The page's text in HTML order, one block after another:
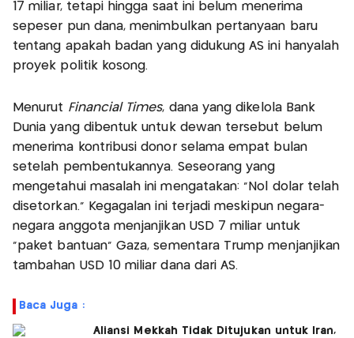
17 miliar, tetapi hingga saat ini belum menerima
sepeser pun dana, menimbulkan pertanyaan baru
tentang apakah badan yang didukung AS ini hanyalah
proyek politik kosong.
Menurut Financial Times, dana yang dikelola Bank
Dunia yang dibentuk untuk dewan tersebut belum
menerima kontribusi donor selama empat bulan
setelah pembentukannya. Seseorang yang
mengetahui masalah ini mengatakan: "Nol dolar telah
disetorkan." Kegagalan ini terjadi meskipun negara-
negara anggota menjanjikan USD 7 miliar untuk
"paket bantuan" Gaza, sementara Trump menjanjikan
tambahan USD 10 miliar dana dari AS.
Baca Juga :
Aliansi Mekkah Tidak Ditujukan untuk Iran,